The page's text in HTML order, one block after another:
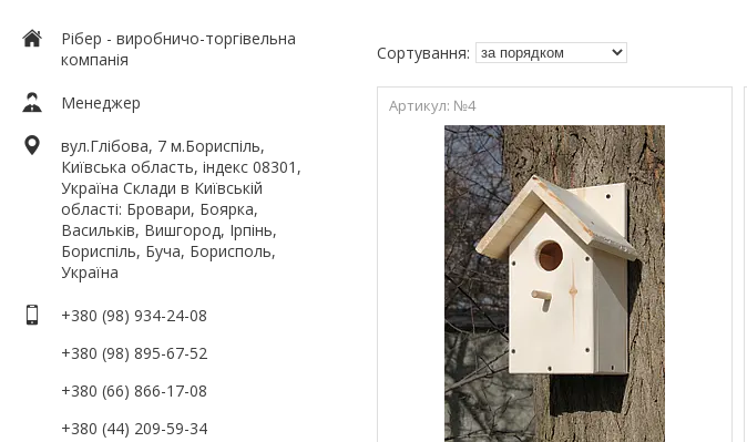
Рібер - виробничо-торгівельна
компанія
Менеджер
вул.Глібова, 7 м.Бориспіль,
Київська область, індекс 08301,
Україна Склади в Київській
області: Бровари, Боярка,
Васильків, Вишгород, Ірпінь,
Бориспіль, Буча, Борисполь,
Україна
+380 (98) 934-24-08
+380 (98) 895-67-52
+380 (66) 866-17-08
+380 (44) 209-59-34
№4